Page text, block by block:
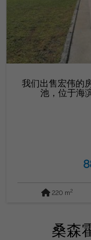
我们出售宏伟的
池，位于海
220 m2
桑森